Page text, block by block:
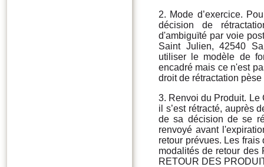
2. Mode d’exercice.
décision de
d'ambiguïté par voie
Saint Julien, 42540
utiliser le modèle de
encadré mais ce n'est
droit de rétractation
3. Renvoi du Produit. Le
il s’est rétracté, auprès
de sa décision de se
renvoyé avant
retour prévues. Les
modalités de retour des
RETOUR DES